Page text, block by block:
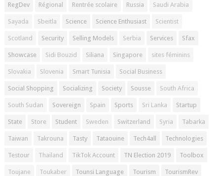
RegDev Régional Rentrée scolaire Russia Saudi Arabia
Sayada Sbeitla Science Science Enthusiast Scientist
Scotland Security Selling Models Serbia Services Sfax
Showcase Sidi Bouzid Siliana Singapore sites féminins
Slovakia Slovenia Smart Tunisia Social Business
Social Shopping Socializing Society Sousse South Africa
South Sudan Sovereign Spain Sports Sri Lanka Startup
State Store Student Sweden Switzerland Syria Tabarka
Taiwan Takrouna Tasty Tataouine Tech4all Technologies
Testour Thailand TikTok Account TN Election 2019 Toolbox
Toujane Toukaber Tounsi Language Tourism TourismRev